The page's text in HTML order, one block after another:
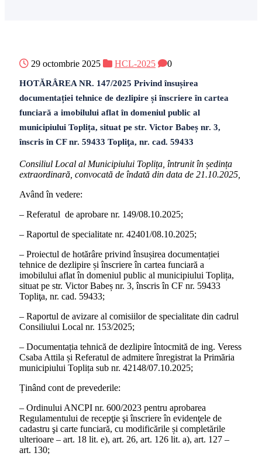
29 octombrie 2025 HCL-2025 0
HOTĂRÂREA NR. 147/2025 Privind însușirea
documentației tehnice de dezlipire și înscriere în cartea
funciară a imobilului aflat în domeniul public al
municipiului Toplița, situat pe str. Victor Babeș nr. 3,
înscris în CF nr. 59433 Topliţa, nr. cad. 59433
Consiliul Local al Municipiului Toplița, întrunit în ședința
extraordinară, convocată de îndată din data de 21.10.2025,
Având în vedere:
– Referatul de aprobare nr. 149/08.10.2025;
– Raportul de specialitate nr. 42401/08.10.2025;
– Proiectul de hotărâre privind însușirea documentației
tehnice de dezlipire și înscriere în cartea funciară a
imobilului aflat în domeniul public al municipiului Toplița,
situat pe str. Victor Babeș nr. 3, înscris în CF nr. 59433
Topliţa, nr. cad. 59433;
– Raportul de avizare al comisiilor de specialitate din cadrul
Consiliului Local nr. 153/2025;
– Documentația tehnică de dezlipire întocmită de ing. Veress
Csaba Attila și Referatul de admitere înregistrat la Primăria
municipiului Toplița sub nr. 42148/07.10.2025;
Ținând cont de prevederile:
– Ordinului ANCPI nr. 600/2023 pentru aprobarea
Regulamentului de recepţie şi înscriere în evidenţele de
cadastru şi carte funciară, cu modificările și completările
ulterioare – art. 18 lit. e), art. 26, art. 126 lit. a), art. 127 –
art. 130;